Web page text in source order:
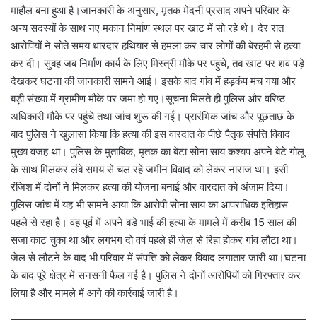
माहौल बना हुआ है।जानकारी के अनुसार, मृतक मेदनी प्रसाद अपने परिवार के
अन्य सदस्यों के साथ नए मकान निर्माण स्थल पर खाट में सो रहे थे। देर रात
आरोपियों ने सोते समय धारदार हथियार से हमला कर चार लोगों की बेरहमी से हत्या
कर दी। सुबह जब निर्माण कार्य के लिए मिस्त्री मौके पर पहुंचे, तब खाट पर शव पड़े
देखकर घटना की जानकारी सामने आई। इसके बाद गांव में हड़कंप मच गया और
बड़ी संख्या में ग्रामीण मौके पर जमा हो गए।सूचना मिलते ही पुलिस और वरिष्ठ
अधिकारी मौके पर पहुंचे तथा जांच शुरू की गई। प्रारंभिक जांच और पूछताछ के
बाद पुलिस ने खुलासा किया कि हत्या की इस वारदात के पीछे पैतृक संपत्ति विवाद
मुख्य वजह था। पुलिस के मुताबिक, मृतक का बेटा सोना साय कश्यप अपने बेटे गोलू
के साथ मिलकर लंबे समय से चल रहे जमीन विवाद को लेकर नाराज था। इसी
रंजिश में दोनों ने मिलकर हत्या की योजना बनाई और वारदात को अंजाम दिया।
पुलिस जांच में यह भी सामने आया कि आरोपी सोना साय का आपराधिक इतिहास
पहले से रहा है। वह पूर्व में अपने बड़े भाई की हत्या के मामले में करीब 15 साल की
सजा काट चुका था और लगभग दो वर्ष पहले ही जेल से रिहा होकर गांव लौटा था।
जेल से लौटने के बाद भी परिवार में संपत्ति को लेकर विवाद लगातार जारी था।घटना
के बाद पूरे क्षेत्र में सनसनी फैल गई है। पुलिस ने दोनों आरोपियों को गिरफ्तार कर
लिया है और मामले में आगे की कार्रवाई जारी है।